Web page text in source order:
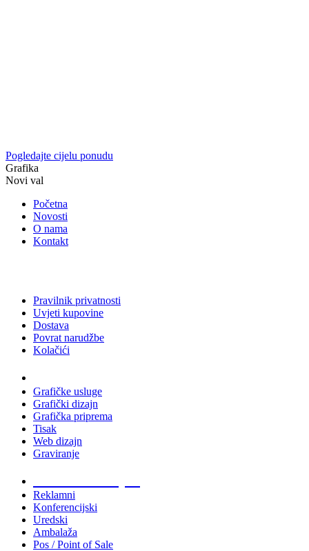
Pogledajte cijelu ponudu
Grafika
Novi val
Početna
Novosti
O nama
Kontakt
Pravilnik privatnosti
Uvjeti kupovine
Dostava
Povrat narudžbe
Kolačići
Grafičke usluge
Grafički dizajn
Grafička priprema
Tisak
Web dizajn
Graviranje
Reklamni
Konferencijski
Uredski
Ambalaža
Pos / Point of Sale